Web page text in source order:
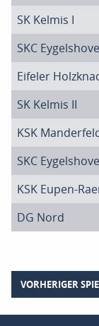
SK Kelmis I
SKC
Eifeler
SK Kelmis II
KSK
SKC
KSK Eupen-
DG Nord
VORHERIGER